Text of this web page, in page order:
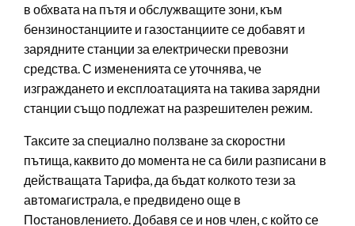
в обхвата на пътя и обслужващите зони, към
бензиностанциите и газостанциите се добавят и
зарядните станции за електрически превозни
средства. С измененията се уточнява, че
изграждането и експлоатацията на такива зарядни
станции също подлежат на разрешителен режим.
Таксите за специално ползване за скоростни
пътища, каквито до момента не са били разписани в
действащата Тарифа, да бъдат колкото тези за
автомагистрала, е предвидено още в
Постановлението. Добавя се и нов член, с който се